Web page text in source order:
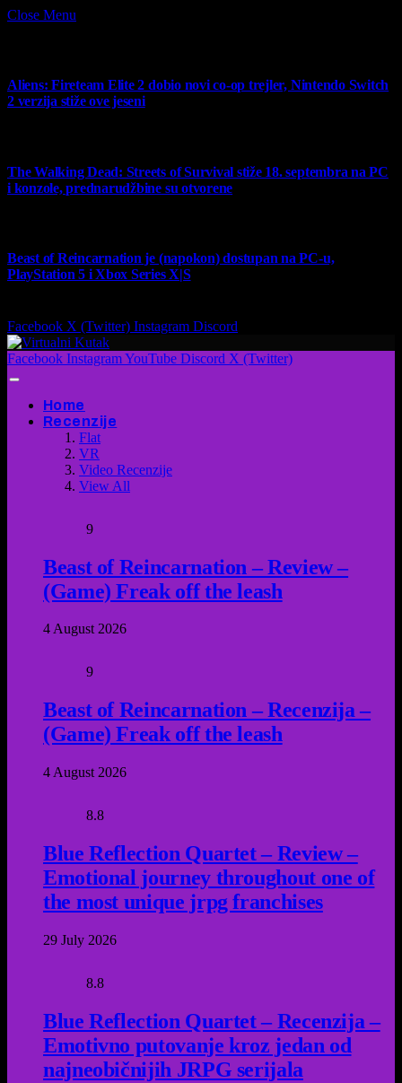
Close Menu
Aliens: Fireteam Elite 2 dobio novi co-op trejler, Nintendo Switch
2 verzija stiže ove jeseni
The Walking Dead: Streets of Survival stiže 18. septembra na PC
i konzole, prednarudžbine su otvorene
Beast of Reincarnation je (napokon) dostupan na PC-u,
PlayStation 5 i Xbox Series X|S
Facebook X (Twitter) Instagram Discord
Facebook InstagramYouTube Discord X (Twitter)
Home
Recenzije
Flat
VR
Video Recenzije
View All
9
Beast of Reincarnation – Review –
(Game) Freak off the leash
4 August 2026
9
Beast of Reincarnation – Recenzija –
(Game) Freak off the leash
4 August 2026
8.8
Blue Reflection Quartet – Review –
Emotional journey throughout one of
the most unique jrpg franchises
29 July 2026
8.8
Blue Reflection Quartet – Recenzija –
Emotivno putovanje kroz jedan od
najneobičnijih JRPG serijala